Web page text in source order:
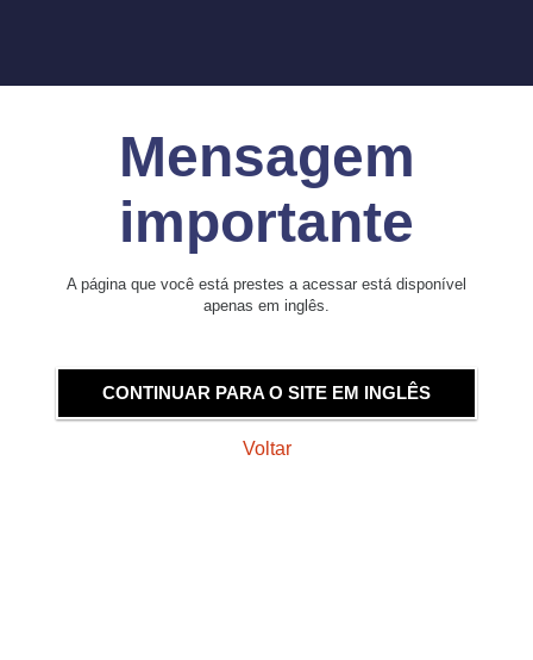
Mensagem
importante
A página que você está prestes a acessar está disponível
apenas em inglês.
CONTINUAR PARA O SITE EM INGLÊS
Voltar